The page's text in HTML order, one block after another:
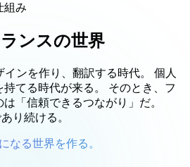
組み
ンスの世界
ンを作り、翻訳する時代。 個人
てる時代が来る。 そのとき、フ
「信頼できるつながり」だ。
り続ける。
なる世界を作る。